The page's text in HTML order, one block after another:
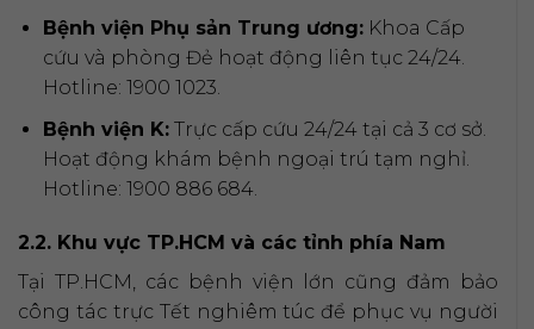
Bệnh viện Phụ sản Trung ương:Khoa Cấp
cứu và phòng Đẻ hoạt động liên tục 24/24.
Hotline: 1900 1023.
Bệnh viện K:Trực cấp cứu 24/24 tại cả 3 cơ sở.
Hoạt động khám bệnh ngoại trú tạm nghỉ.
Hotline: 1900 886 684.
2.2. Khu vực TP.HCM và các tỉnh phía Nam
Tại TP.HCM, các bệnh viện lớn cũng đảm bảo
công tác trực Tết nghiêm túc để phục vụ người